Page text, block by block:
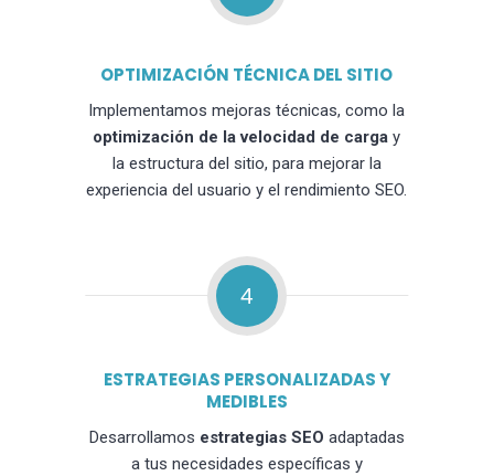
OPTIMIZACIÓN TÉCNICA DEL SITIO
Implementamos mejoras técnicas, como la
optimización de la velocidad de carga y
la estructura del sitio, para mejorar la
experiencia del usuario y el rendimiento SEO.
4
ESTRATEGIAS PERSONALIZADAS Y
MEDIBLES
Desarrollamos estrategias SEO adaptadas
a tus necesidades específicas y